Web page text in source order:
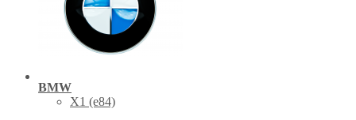
BMW
X1 (е84)